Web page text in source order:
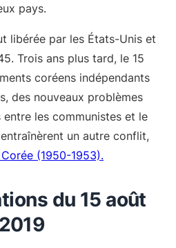
pays.
libérée par les États-Unis et
Trois ans plus tard, le 15
coréens indépendants
des nouveaux problèmes
les communistes et le
un autre conflit,
(1950-1953).
du 15 août
2019